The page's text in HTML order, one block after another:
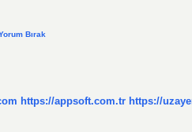
Bırak
https://appsoft.com.tr https://